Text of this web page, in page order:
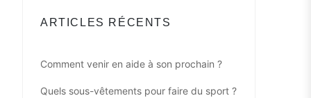
ARTICLES RÉCENTS
Comment venir en aide à son prochain ?
Quels sous-vêtements pour faire du sport ?